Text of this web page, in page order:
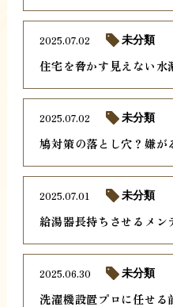
住宅を脅かす見えない水
2025.07.02 未分類
鳩対策の落とし穴？嫌が
2025.07.02 未分類
給湯器長持ちさせるメン
2025.07.01 未分類
洗濯機設置プロに任せる
2025.06.30 未分類